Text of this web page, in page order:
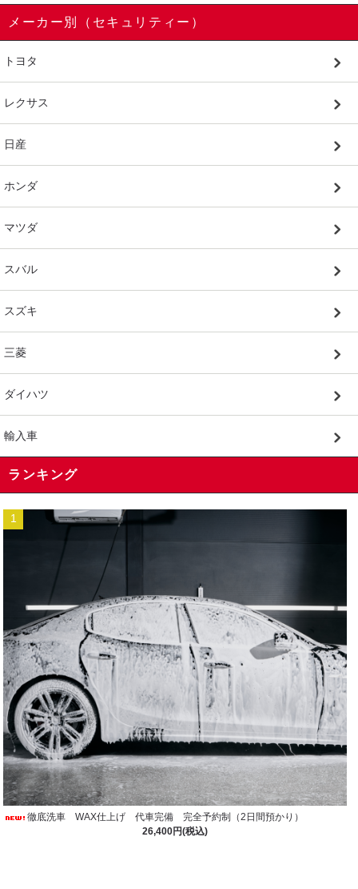
メーカー別（セキュリティー）
トヨタ
レクサス
日産
ホンダ
マツダ
スバル
スズキ
三菱
ダイハツ
輸入車
ランキング
1
徹底洗車 WAX仕上げ 代車完備 完全予約制（2日間預かり）
26,400円(税込)